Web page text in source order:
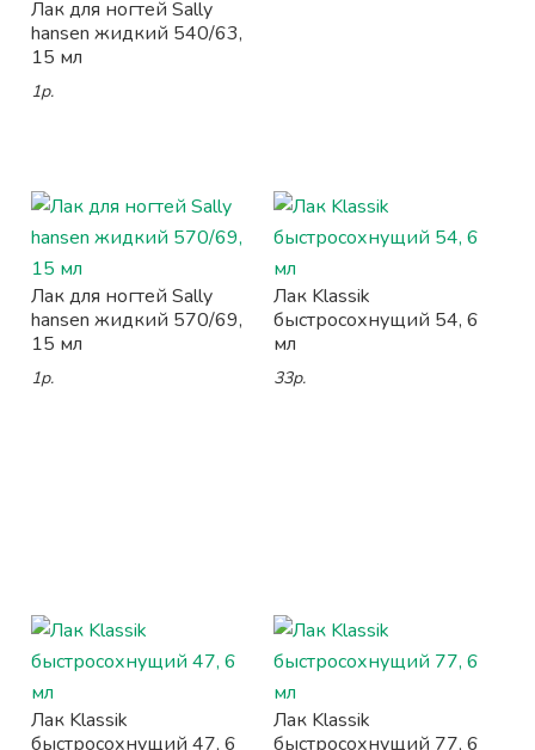
Лак для ногтей Sally
hansen жидкий 540/63,
15 мл
1р.
Лак для ногтей Sally
hansen жидкий 570/69,
15 мл
1р.
Лак Klassik
быстросохнущий 54, 6
мл
33р.
Лак Klassik
быстросохнущий 47, 6
Лак Klassik
быстросохнущий 77, 6